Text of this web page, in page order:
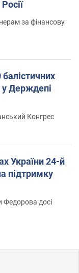
за фінансову
у Держдепі
Конгрес
України 24-й
підтримку
Федорова досі